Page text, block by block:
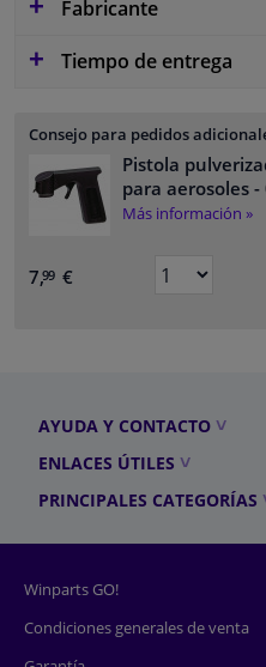
Fabricante
Tiempo de entrega
Consejo para pedidos
Pistola
para aerosoles -
Más información »
7,99 €
AYUDA Y CONTACTO
ENLACES ÚTILES
PRINCIPALES CATEGORÍAS
Winparts GO!
Condiciones generales de venta